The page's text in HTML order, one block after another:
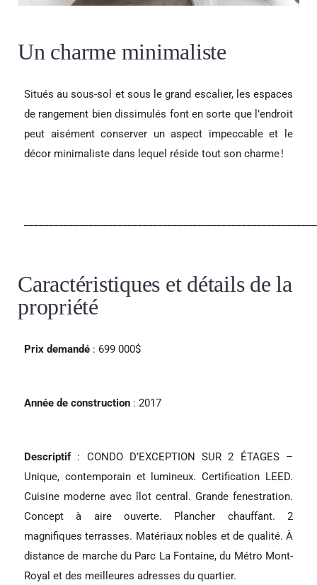
Un charme minimaliste
Situés au sous-sol et sous le grand escalier, les espaces
de rangement bien dissimulés font en sorte que l’endroit
peut aisément conserver un aspect impeccable et le
décor minimaliste dans lequel réside tout son charme !
Caractéristiques et détails de la
propriété
Prix demandé : 699 000$
Année de construction : 2017
Descriptif: CONDO D’EXCEPTION SUR 2 ÉTAGES –
Unique, contemporain et lumineux. Certification LEED.
Cuisine moderne avec îlot central. Grande fenestration.
Concept à aire ouverte. Plancher chauffant. 2
magnifiques terrasses. Matériaux nobles et de qualité. À
distance de marche du Parc La Fontaine, du Métro Mont-
Royal et des meilleures adresses du quartier.